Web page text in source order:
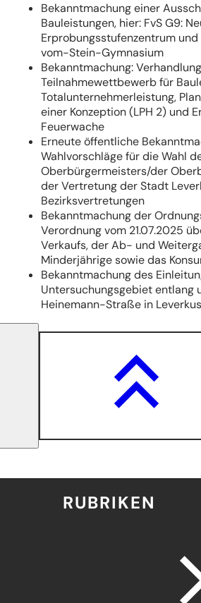
Bekanntmachung einer
Bauleistungen, hier: FvS G9:
Erprobungsstufenzentrum
vom-Stein-Gymnasium
Bekanntmachung:
Teilnahmewettbewerb für
Totalunternehmerleistung,
einer Konzeption (LPH 2) und
Feuerwache
Erneute öffentliche
Wahlvorschläge für die Wahl
Oberbürgermeisters/der
der Vertretung der Stadt
Bezirksvertretungen
Bekanntmachung der
Verordnung vom 21.07.2025
Verkaufs, der Ab- und
Minderjährige sowie das
Bekanntmachung des
Untersuchungsgebiet entlang
Heinemann-Straße in
RUBRIKEN